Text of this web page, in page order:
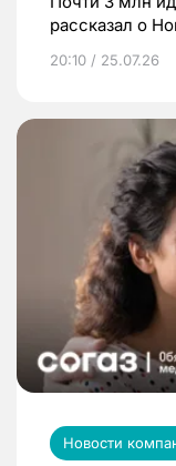
рассказал о
20:10 / 25.07.26
Новости